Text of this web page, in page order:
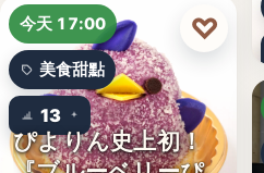
文字
今天 17:00
美食甜點
13
ぴよりん史上初！
♡